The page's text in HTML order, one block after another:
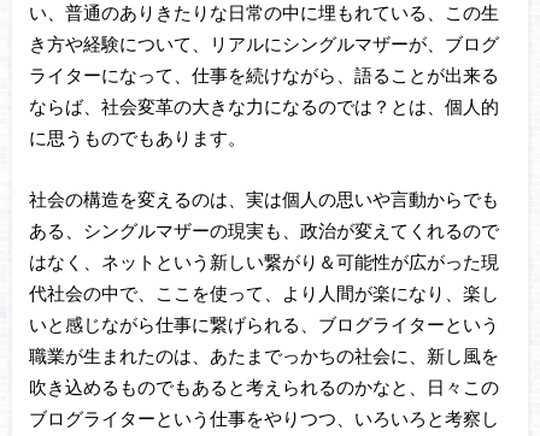
い、普通のありきたりな日常の中に埋もれている、この生
き方や経験について、リアルにシングルマザーが、ブログ
ライターになって、仕事を続けながら、語ることが出来る
ならば、社会変革の大きな力になるのでは？とは、個人的
に思うものでもあります。
社会の構造を変えるのは、実は個人の思いや言動からでも
ある、シングルマザーの現実も、政治が変えてくれるので
はなく、ネットという新しい繋がり＆可能性が広がった現
代社会の中で、ここを使って、より人間が楽になり、楽し
いと感じながら仕事に繋げられる、ブログライターという
職業が生まれたのは、あたまでっかちの社会に、新し風を
吹き込めるものでもあると考えられるのかなと、日々この
ブログライターという仕事をやりつつ、いろいろと考察し